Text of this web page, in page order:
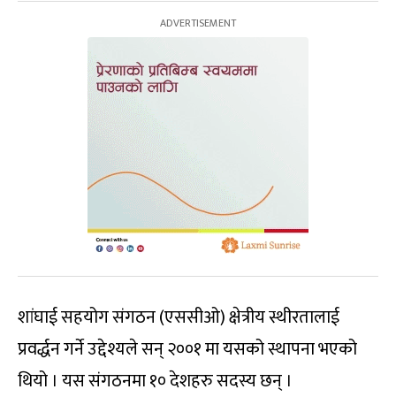
शांघाई सहयोग संगठन (एससीओ) क्षेत्रीय स्थीरतालाई
प्रवर्द्धन गर्ने उद्देश्यले सन् २००१ मा यसको स्थापना भएको
थियो । यस संगठनमा १० देशहरु सदस्य छन् ।